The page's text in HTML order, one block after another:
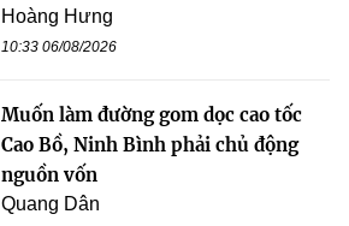
Hoàng Hưng
10:33 06/08/2026
Muốn làm đường gom dọc cao tốc
Cao Bồ, Ninh Bình phải chủ động
nguồn vốn
Quang Dân